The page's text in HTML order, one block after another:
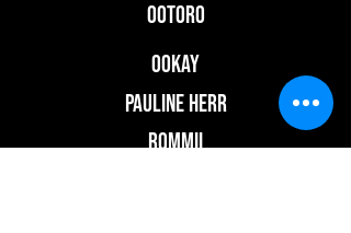
OOTORO
OOKAY
PAULINE HERR
ROMMII